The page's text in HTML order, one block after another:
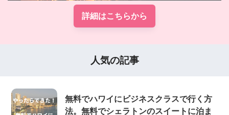
詳細はこちらから
人気の記事
無料でハワイにビジネスクラスで行く方
法。無料でシェラトンのスイートに泊ま